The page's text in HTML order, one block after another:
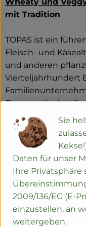
mit Tradition
TOPAS ist ein
Fleisch- und
und anderen
Vierteljahrhundert
Firmengründer
einer der ersten
Jahrzehnt später
buddhistischen
Tradition für den
Seit 1993 stellt
und Burger her –
Weizeneiweiß. Die
unter den Marken
Sie
Daten für unser
Ihre Privatsphäre
2009/136/EG (E-
einzustellen, an
weitergeben.